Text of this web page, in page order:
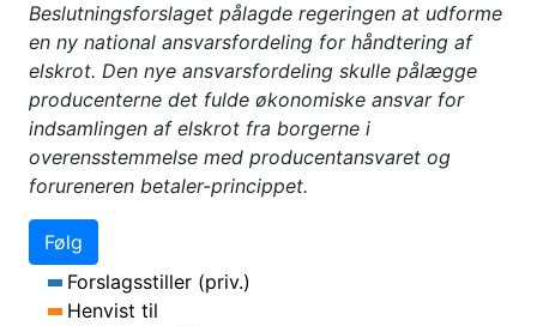
Beslutningsforslaget pålagde regeringen at udforme
en ny national ansvarsfordeling for håndtering af
elskrot. Den nye ansvarsfordeling skulle pålægge
producenterne det fulde økonomiske ansvar for
indsamlingen af elskrot fra borgerne i
overensstemmelse med producentansvaret og
forureneren betaler-princippet.
Følg
Forslagsstiller (priv.)
Henvist til